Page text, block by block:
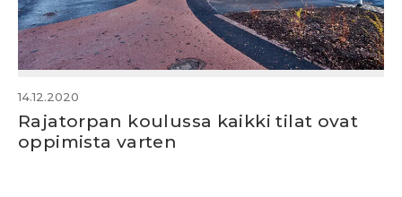
14.12.2020
Rajatorpan koulussa kaikki tilat ovat
oppimista varten